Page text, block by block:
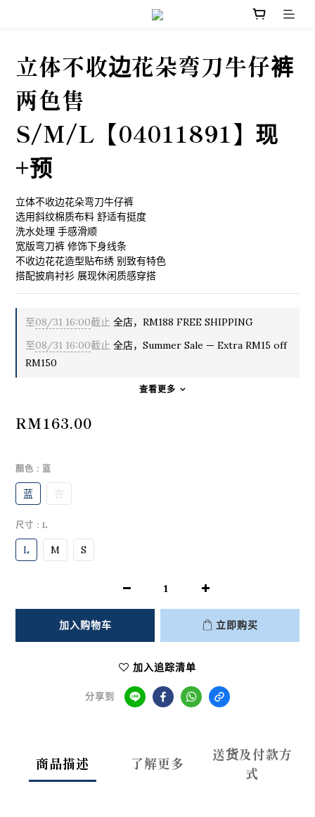
立体不收边花朵弯刀牛仔裤
两色售
S/M/L【04011891】现
+预
立体不收边花朵弯刀牛仔裤
选用斜纹棉质布料 舒适有挺度
洗水处理 手感滑顺
宽版弯刀裤 修饰下身线条
不收边花花造型贴布绣 别致有特色
搭配披肩衬衫 展现休闲质感穿搭
至08/31 16:00截止 全店，RM188 FREE SHIPPING
至08/31 16:00截止 全店，Summer Sale — Extra RM15 off
RM150
查看更多
RM163.00
顏色 : 蓝
蓝 杏
尺寸 : L
L M S
加入购物车 立即购买
加入追踪清单
分享到
商品描述 了解更多
送货及付款方
式